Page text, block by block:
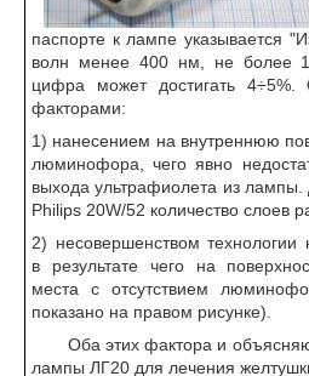
паспорте к лампе указывается
волн менее 400 нм, не более
цифра может достигать 4÷5%.
факторами:
1) нанесением на внутреннюю
люминофора, чего явно
выхода ультрафиолета из
Philips 20W/52 количество слоев
2) несовершенством
в результате чего на
места с отсутствием
показано на правом рисунке).
Оба этих фактора и
лампы ЛГ20 для лечения